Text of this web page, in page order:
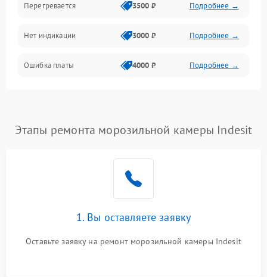
Перегревается 3500 ₽ Подробнее →
Нет индикации 3000 ₽ Подробнее →
Ошибка платы 4000 ₽ Подробнее →
Этапы ремонта морозильной камеры Indesit
1. Вы оставляете заявку
Оставьте заявку на ремонт морозильной камеры Indesit